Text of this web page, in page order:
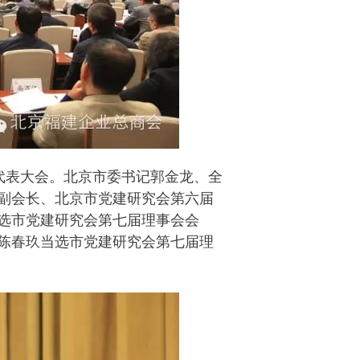
大会。北京市委书记郭金龙、全
会长、北京市党建研究会第六届
市党建研究会第七届理事会会
春玖当选市党建研究会第七届理